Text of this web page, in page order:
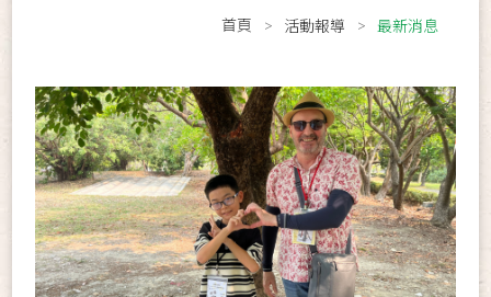
首頁 活動報導 最新消息